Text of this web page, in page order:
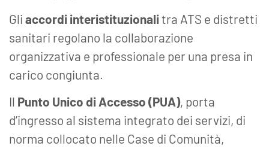
Gli accordi interistituzionalitra ATS e distretti
sanitari regolano la collaborazione
organizzativa e professionale per una presa in
carico congiunta.
Il Punto Unico di Accesso (PUA), porta
d’ingresso al sistema integrato dei servizi, di
norma collocato nelle Case di Comunità,